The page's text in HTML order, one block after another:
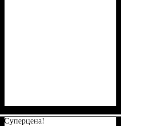
Суперцена!